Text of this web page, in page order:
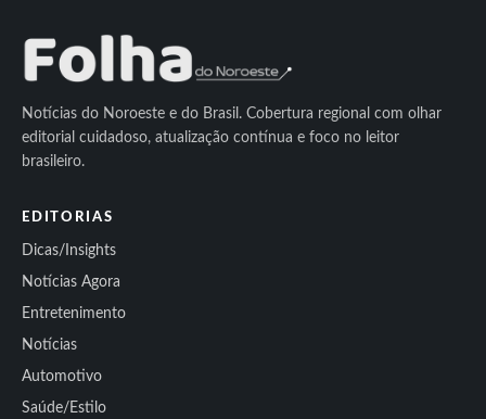
Notícias do Noroeste e do Brasil. Cobertura regional com olhar
editorial cuidadoso, atualização contínua e foco no leitor
brasileiro.
EDITORIAS
Dicas/Insights
Notícias Agora
Entretenimento
Notícias
Automotivo
Saúde/Estilo